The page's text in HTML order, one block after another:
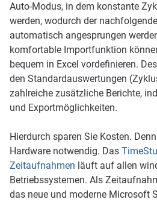
Auto-Modus, in dem konstante
werden, wodurch der
automatisch angesprungen
komfortable Importfunktion
bequem in Excel vordefinieren.
den Standardauswertungen
zahlreiche zusätzliche Berichte,
und Exportmöglichkeiten.
Hierdurch sparen Sie Kosten.
Hardware notwendig. Das
Zeitaufnahmen läuft auf allen
Betriebssystemen. Als
das neue und moderne Microsoft